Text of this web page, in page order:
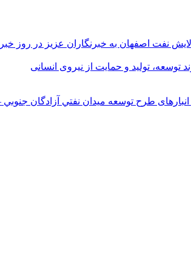
نفت اصفهان به خبرنگاران عزیز در روز
توسعه، تولید و حمایت از نیروی انسانی
طرح توسعه ميدان نفتي آزادگان جنوبي